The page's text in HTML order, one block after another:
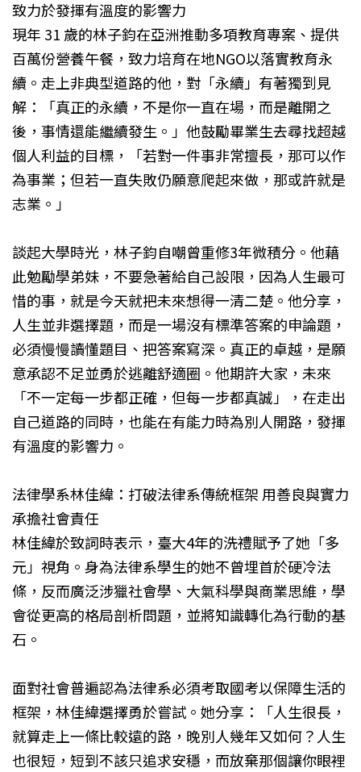
致力於發揮有溫度的影響力
現年 31 歲的林子鈞在亞洲推動多項教育專案、提供
百萬份營養午餐，致力培育在地NGO以落實教育永
續。走上非典型道路的他，對「永續」有著獨到見
解：「真正的永續，不是你一直在場，而是離開之
後，事情還能繼續發生。」他鼓勵畢業生去尋找超越
個人利益的目標，「若對一件事非常擅長，那可以作
為事業；但若一直失敗仍願意爬起來做，那或許就是
志業。」
談起大學時光，林子鈞自嘲曾重修3年微積分。他藉
此勉勵學弟妹，不要急著給自己設限，因為人生最可
惜的事，就是今天就把未來想得一清二楚。他分享，
人生並非選擇題，而是一場沒有標準答案的申論題，
必須慢慢讀懂題目、把答案寫深。真正的卓越，是願
意承認不足並勇於逃離舒適圈。他期許大家，未來
「不一定每一步都正確，但每一步都真誠」，在走出
自己道路的同時，也能在有能力時為別人開路，發揮
有溫度的影響力。
法律學系林佳緯：打破法律系傳統框架 用善良與實力
承擔社會責任
林佳緯於致詞時表示，臺大4年的洗禮賦予了她「多
元」視角。身為法律系學生的她不曾埋首於硬冷法
條，反而廣泛涉獵社會學、大氣科學與商業思維，學
會從更高的格局剖析問題，並將知識轉化為行動的基
石。
面對社會普遍認為法律系必須考取國考以保障生活的
框架，林佳緯選擇勇於嘗試。她分享：「人生很長，
就算走上一條比較遠的路，晚別人幾年又如何？人生
也很短，短到不該只追求安穩，而放棄那個讓你眼裡